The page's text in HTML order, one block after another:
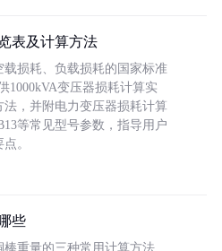
表及计算方法
损耗、负载损耗的国家标准
1000kVA变压器损耗计算实
，并附电力变压器损耗计算
等常见型号参数，指导用户
。
些
重量的三种常用计算方法